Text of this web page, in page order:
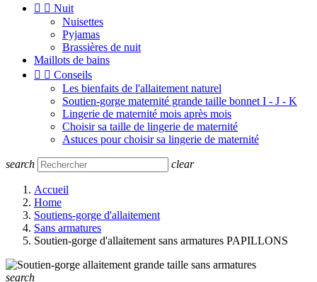
  Nuit
Nuisettes
Pyjamas
Brassières de nuit
Maillots de bains
  Conseils
Les bienfaits de l'allaitement naturel
Soutien-gorge maternité grande taille bonnet I - J - K
Lingerie de maternité mois après mois
Choisir sa taille de lingerie de maternité
Astuces pour choisir sa lingerie de maternité
search clear
Accueil
Home
Soutiens-gorge d'allaitement
Sans armatures
Soutien-gorge d'allaitement sans armatures PAPILLONS
search